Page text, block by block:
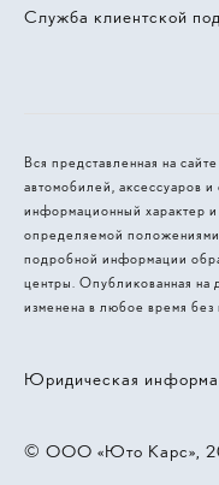
Служба клиентской
Вся представленная на
автомобилей, аксессуаров
информационный характер
определяемой
подробной информации
центры. Опубликованная на
изменена в любое время
© 2026, ООО «Юто
Юридическая